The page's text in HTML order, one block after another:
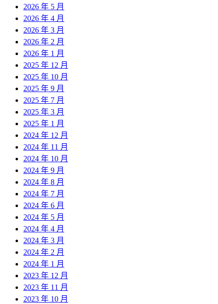
2026 年 5 月
2026 年 4 月
2026 年 3 月
2026 年 2 月
2026 年 1 月
2025 年 12 月
2025 年 10 月
2025 年 9 月
2025 年 7 月
2025 年 3 月
2025 年 1 月
2024 年 12 月
2024 年 11 月
2024 年 10 月
2024 年 9 月
2024 年 8 月
2024 年 7 月
2024 年 6 月
2024 年 5 月
2024 年 4 月
2024 年 3 月
2024 年 2 月
2024 年 1 月
2023 年 12 月
2023 年 11 月
2023 年 10 月